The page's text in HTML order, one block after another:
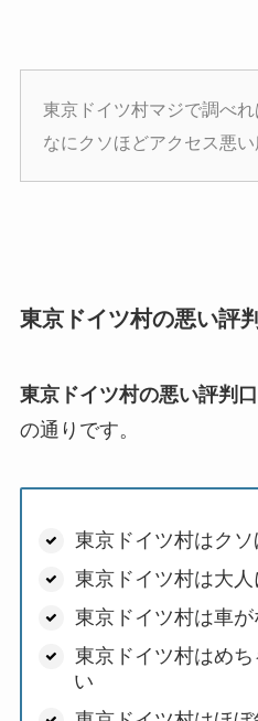
東京ドイツ村マジで調べ
なにクソほどアクセス悪
東京ドイツ村の悪い評
東京ドイツ村の悪い評判
の通りです。
東京ドイツ村はク
東京ドイツ村は大
東京ドイツ村は車
東京ドイツ村はめ
い